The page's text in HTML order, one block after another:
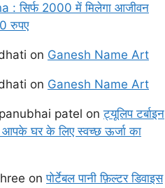
: सिर्फ 2000 में मिलेगा आजीवन
रुपए
on Ganesh Name Art
on Ganesh Name Art
patel onट्यूलिप टर्बाइन
आपके घर के लिए स्वच्छ ऊर्जा का
onपोर्टेबल पानी फ़िल्टर डिवाइस